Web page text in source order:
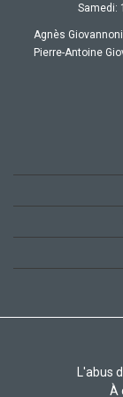
Samedi:
Agnès
Pierre-Antoine
L'abus
À